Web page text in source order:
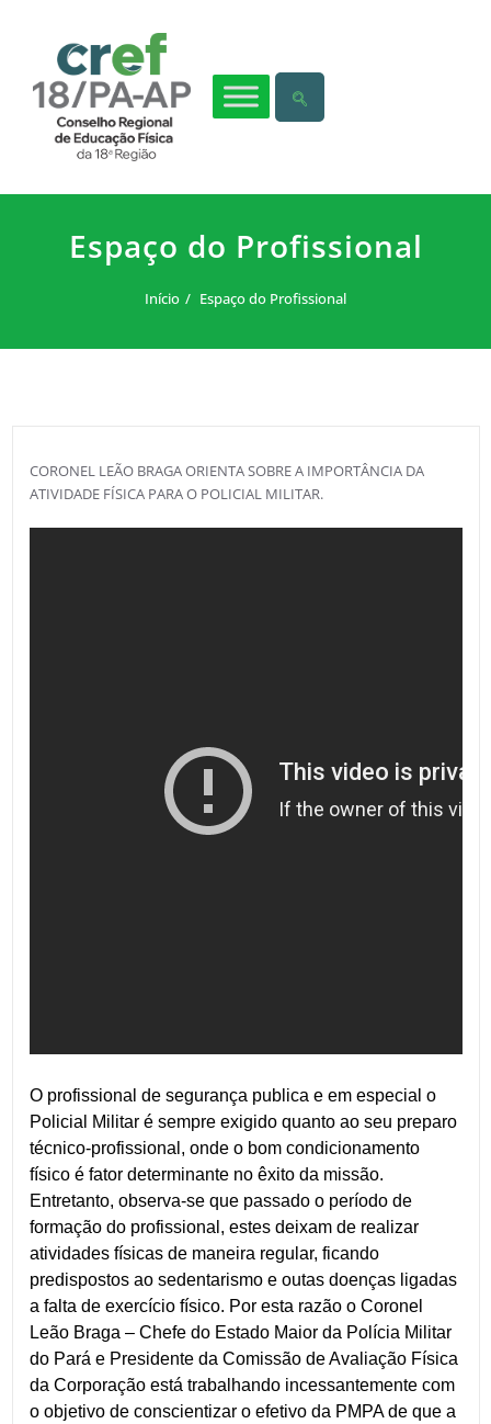
Espaço do Profissional
Início Espaço do Profissional
CORONEL LEÃO BRAGA ORIENTA SOBRE A IMPORTÂNCIA DA
ATIVIDADE FÍSICA PARA O POLICIAL MILITAR.
O profissional de segurança publica e em especial o
Policial Militar é sempre exigido quanto ao seu preparo
técnico-profissional, onde o bom condicionamento
físico é fator determinante no êxito da missão.
Entretanto, observa-se que passado o período de
formação do profissional, estes deixam de realizar
atividades físicas de maneira regular, ficando
predispostos ao sedentarismo e outas doenças ligadas
a falta de exercício físico. Por esta razão o Coronel
Leão Braga – Chefe do Estado Maior da Polícia Militar
do Pará e Presidente da Comissão de Avaliação Física
da Corporação está trabalhando incessantemente com
o objetivo de conscientizar o efetivo da PMPA de que a